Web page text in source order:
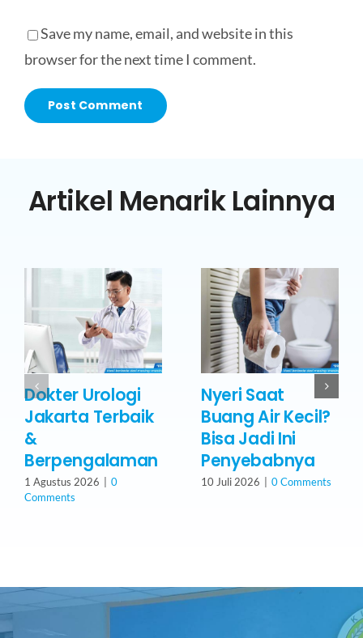
Save my name, email, and website in this
browser for the next time I comment.
Artikel Menarik Lainnya
Dokter Urologi
Jakarta Terbaik
&
Berpengalaman
1 Agustus 2026
0
Comments
Nyeri Saat
Buang Air Kecil?
Bisa Jadi Ini
Penyebabnya
10 Juli 2026 0 Comments